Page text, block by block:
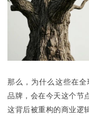
那么，为什么这些在
品牌，会在今天这个节
这背后被重构的商业逻